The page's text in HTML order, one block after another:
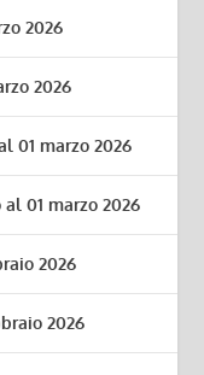
2026
2026
01 marzo 2026
01 marzo 2026
2026
2026